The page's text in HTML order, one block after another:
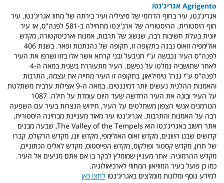
Agrigento אגריג'נטו
אגריג'נטו, עיר בחוף הדרומי של סיציליה ועיר בירתה של מחוז אגריג'נטו. עיר
חוף היסטורית. ההיסטוריה של ארג'ינטו מתחילה ב-581 לפנה"ס, אז עיר
יוונית בעלת חשיבות רבה, שגשוג של תרבות, אמנות וארכיטקטורה, מקדש
אולימפיה וזאוס נבנה בתקופה זו, תקופה של נהנתנות ופאר. בשנת 406
לפנה"ס העיר נכבשה ע"י חניבעל ובני קרתא אשר אלו בזזו ושרפו את העיר
לאחר שתושביה נמלטו על נפשם. העיר מתעוררת בשנית במאה ה-4
לפנה"ס ע"י גנרל טימיליאון, בתקופה זו העיר מחייה את עצמה, התרבות
והאמנות ההלנית נעשים יותר דמיננטים. במאה ה-9 אצילות ערבית משתלטת
על העיר ובונה את העיר החדשה שעד היום עומדת על תילה. 1087
הנורמנים אנשי הצפון משתלטים על העיר, חידוש הנצרות בעיר עם השפעה
רבה על האמנות והתרבות. אגריג'נטו עיר מאוד מעניינת מבחינה היסטורית.
אתר חשוב באגריג'נטו הוא The Valley of the Tempels, שבעה מבנים
קדושים שבנו היוונים, מקדש זאוס האולימפי, מקדש יונו, מקדש הרקולס, קברו
של תרון, מקדש קסטור ופולקוס, מקדש הפייסטוס, מקדש לאלים הכתוניים,
מקדש ההרמוניה. אתר מעניין שמומלץ לבקר בו אם אתם מגיעים אל העיר.
כמו כן פועל בעיר המוזיאון המחוזי לארכיאולוגיה.
למידע נוסף ומלונות מומלצים באגריג'נטו לחצו כאן